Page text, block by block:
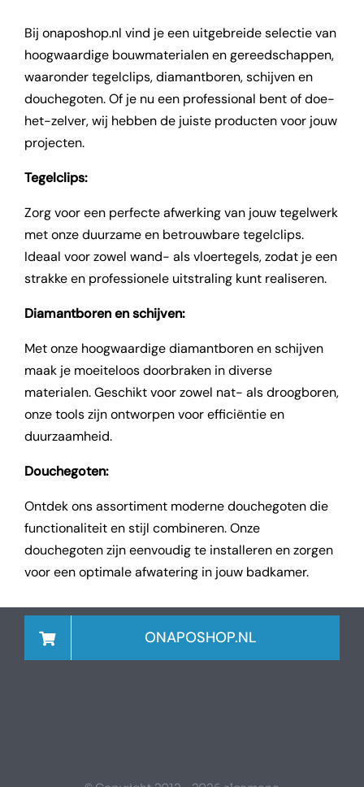
Bij onaposhop.nl vind je een uitgebreide selectie van
hoogwaardige bouwmaterialen en gereedschappen,
waaronder tegelclips, diamantboren, schijven en
douchegoten. Of je nu een professional bent of doe-
het-zelver, wij hebben de juiste producten voor jouw
projecten.
Tegelclips:
Zorg voor een perfecte afwerking van jouw tegelwerk
met onze duurzame en betrouwbare tegelclips.
Ideaal voor zowel wand- als vloertegels, zodat je een
strakke en professionele uitstraling kunt realiseren.
Diamantboren en schijven:
Met onze hoogwaardige diamantboren en schijven
maak je moeiteloos doorbraken in diverse
materialen. Geschikt voor zowel nat- als droogboren,
onze tools zijn ontworpen voor efficiëntie en
duurzaamheid.
Douchegoten:
Ontdek ons assortiment moderne douchegoten die
functionaliteit en stijl combineren. Onze
douchegoten zijn eenvoudig te installeren en zorgen
voor een optimale afwatering in jouw badkamer.
ONAPOSHOP.NL